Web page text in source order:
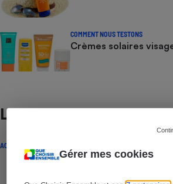
Gérer mes cookies
COMMENT NOUS TESTONS
Crèmes solaires
Lire aussi
ACTUALITÉ